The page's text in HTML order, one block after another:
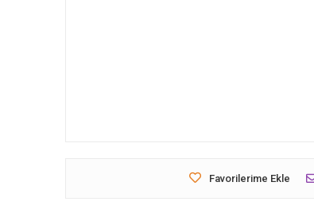
Favorilerime Ekle